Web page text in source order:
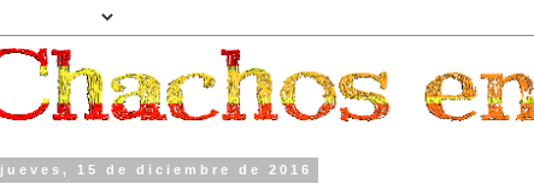
jueves, 15 de diciembre de 2016